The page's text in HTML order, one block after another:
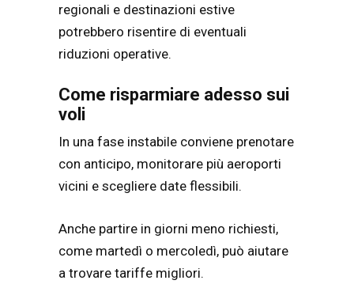
regionali e destinazioni estive
potrebbero risentire di eventuali
riduzioni operative.
Come risparmiare adesso sui
voli
In una fase instabile conviene prenotare
con anticipo, monitorare più aeroporti
vicini e scegliere date flessibili.
Anche partire in giorni meno richiesti,
come martedì o mercoledì, può aiutare
a trovare tariffe migliori.